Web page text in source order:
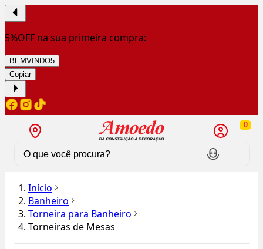
5%OFF na sua primeira compra:
BEMVINDO5
Copiar
0
Início
Banheiro
Torneira para Banheiro
Torneiras de Mesas